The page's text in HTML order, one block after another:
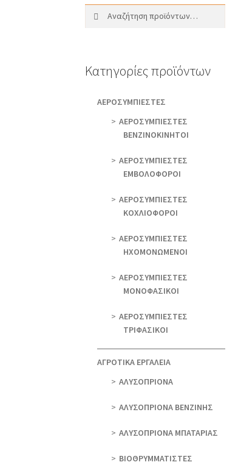
Αναζήτηση
Αναζήτηση
Κατηγορίες προϊόντων
AEΡΟΣΥΜΠΙΕΣΤΕΣ
AEΡΟΣΥΜΠΙΕΣΤΕΣ
ΒΕΝΖΙΝΟΚΙΝΗΤΟΙ
AEΡΟΣΥΜΠΙΕΣΤΕΣ
ΕΜΒΟΛΟΦΟΡΟΙ
AEΡΟΣΥΜΠΙΕΣΤΕΣ
ΚΟΧΛΙΟΦΟΡΟΙ
ΑΕΡΟΣΥΜΠΙΕΣΤΕΣ
ΗΧΟΜΟΝΩΜΕΝΟΙ
ΑΕΡΟΣΥΜΠΙΕΣΤΕΣ
ΜΟΝΟΦΑΣΙΚΟΙ
ΑΕΡΟΣΥΜΠΙΕΣΤΕΣ
ΤΡΙΦΑΣΙΚΟΙ
ΑΓΡΟΤΙΚΑ ΕΡΓΑΛΕΙΑ
AΛΥΣΟΠΡΙΟΝΑ
AΛΥΣΟΠΡΙΟΝΑ ΒΕΝΖΙΝΗΣ
AΛΥΣΟΠΡΙΟΝΑ ΜΠΑΤΑΡΙΑΣ
ΒΙΟΘΡΥΜΜΑΤΙΣΤΕΣ